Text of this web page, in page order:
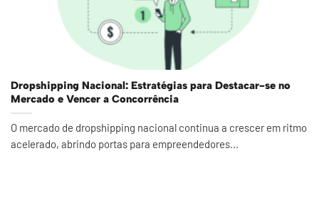
Dropshipping Nacional: Estratégias para Destacar-se no
Mercado e Vencer a Concorrência
O mercado de dropshipping nacional continua a crescer em ritmo
acelerado, abrindo portas para empreendedores...